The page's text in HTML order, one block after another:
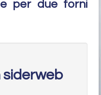
per due forni
siderweb